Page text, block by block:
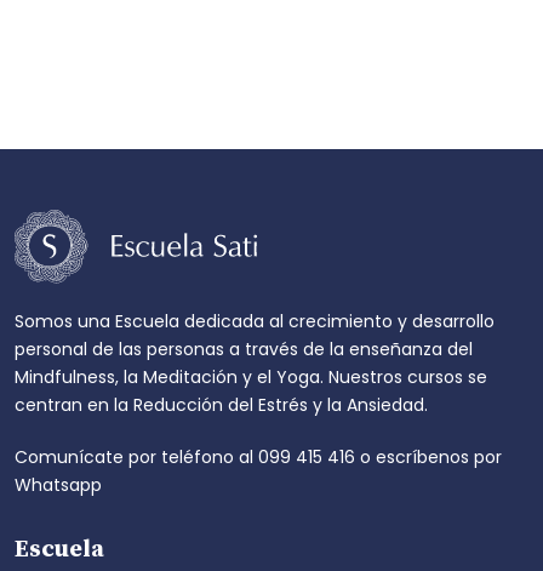
Somos una Escuela dedicada al crecimiento y desarrollo
personal de las personas a través de la enseñanza del
Mindfulness, la Meditación y el Yoga. Nuestros cursos se
centran en la Reducción del Estrés y la Ansiedad.
Comunícate por teléfono al 099 415 416 o escríbenos por
Whatsapp
Escuela